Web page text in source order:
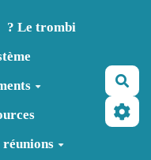
? Le trombi
réunions